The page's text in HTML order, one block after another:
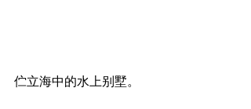
伫立海中的水上别墅。